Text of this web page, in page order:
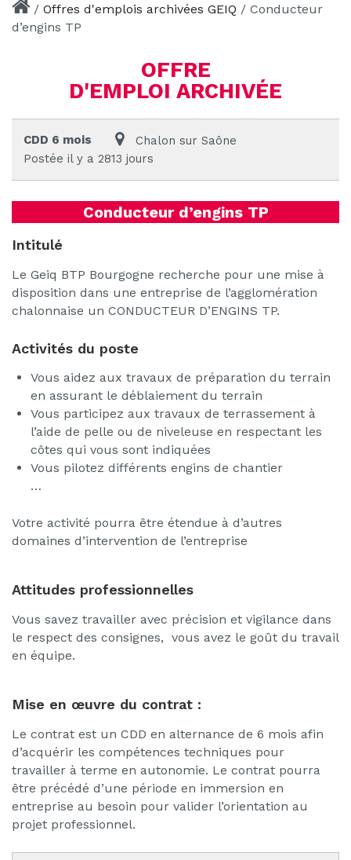
/ Offres d'emplois archivées GEIQ / Conducteur
d’engins TP
OFFRE
D'EMPLOI ARCHIVÉE
CDD 6 mois
Chalon sur Saône
Postée il y a 2813 jours
Conducteur d’engins TP
Intitulé
Le Geiq BTP Bourgogne recherche pour une mise à
disposition dans une entreprise de l’agglomération
chalonnaise un CONDUCTEUR D’ENGINS TP.
Activités du poste
Vous aidez aux travaux de préparation du terrain
en assurant le déblaiement du terrain
Vous participez aux travaux de terrassement à
l’aide de pelle ou de niveleuse en respectant les
côtes qui vous sont indiquées
Vous pilotez différents engins de chantier
…
Votre activité pourra être étendue à d’autres
domaines d’intervention de l’entreprise
Attitudes professionnelles
Vous savez travailler avec précision et vigilance dans
le respect des consignes, vous avez le goût du travail
en équipe.
Mise en œuvre du contrat :
Le contrat est un CDD en alternance de 6 mois afin
d’acquérir les compétences techniques pour
travailler à terme en autonomie. Le contrat pourra
être précédé d’une période en immersion en
entreprise au besoin pour valider l’orientation au
projet professionnel.